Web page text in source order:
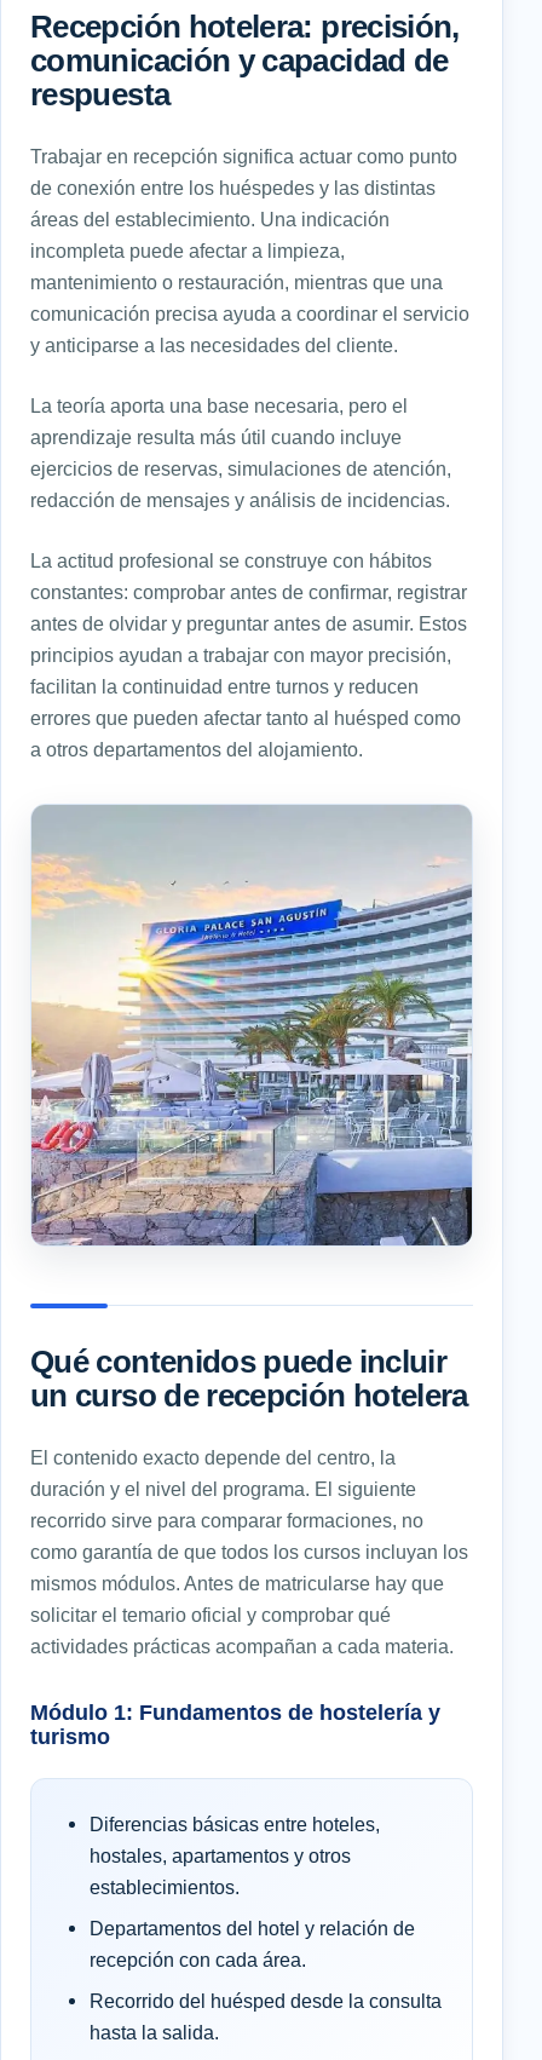
Recepción hotelera: precisión,
comunicación y capacidad de
respuesta
Trabajar en recepción significa actuar como punto
de conexión entre los huéspedes y las distintas
áreas del establecimiento. Una indicación
incompleta puede afectar a limpieza,
mantenimiento o restauración, mientras que una
comunicación precisa ayuda a coordinar el servicio
y anticiparse a las necesidades del cliente.
La teoría aporta una base necesaria, pero el
aprendizaje resulta más útil cuando incluye
ejercicios de reservas, simulaciones de atención,
redacción de mensajes y análisis de incidencias.
La actitud profesional se construye con hábitos
constantes: comprobar antes de confirmar, registrar
antes de olvidar y preguntar antes de asumir. Estos
principios ayudan a trabajar con mayor precisión,
facilitan la continuidad entre turnos y reducen
errores que pueden afectar tanto al huésped como
a otros departamentos del alojamiento.
Qué contenidos puede incluir
un curso de recepción hotelera
El contenido exacto depende del centro, la
duración y el nivel del programa. El siguiente
recorrido sirve para comparar formaciones, no
como garantía de que todos los cursos incluyan los
mismos módulos. Antes de matricularse hay que
solicitar el temario oficial y comprobar qué
actividades prácticas acompañan a cada materia.
Módulo 1: Fundamentos de hostelería y
turismo
Diferencias básicas entre hoteles,
hostales, apartamentos y otros
establecimientos.
Departamentos del hotel y relación de
recepción con cada área.
Recorrido del huésped desde la consulta
hasta la salida.